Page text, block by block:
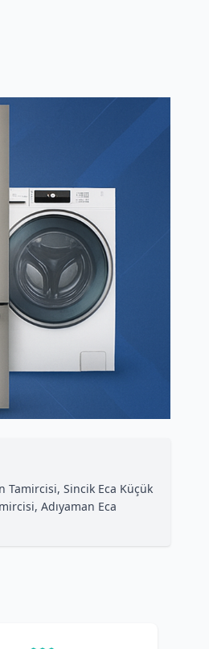
Tamircisi, Sincik Eca Küçük
Adıyaman Eca